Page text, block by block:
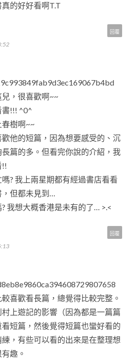
的好好看啊T.T
，很喜歡啊~~
書!!! ^0^
樹啊~~
他的短篇，因為想要感受的、沉
篇的多。但看完你說的介紹，我
!!
? 我上兩星期都有經過書店看看
但都未見到…
我想大概香港是未有的了… >.<
回覆
喜歡看長篇，總覺得比較完整。
上遊記的影響（因為都是一篇篇
短篇，然後覺得短篇也蠻好看的
，有些可以看的出來是在整理想
趣。
回覆